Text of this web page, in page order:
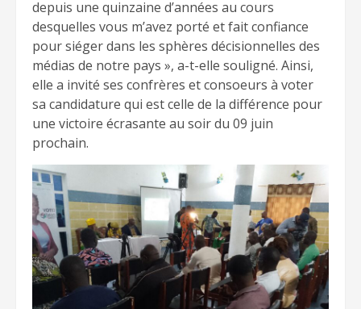
depuis une quinzaine d’années au cours
desquelles vous m’avez porté et fait confiance
pour siéger dans les sphères décisionnelles des
médias de notre pays », a-t-elle souligné. Ainsi,
elle a invité ses confrères et consoeurs à voter
sa candidature qui est celle de la différence pour
une victoire écrasante au soir du 09 juin
prochain.